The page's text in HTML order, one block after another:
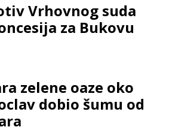
Vrhovnog suda
za Bukovu
zelene oaze oko
dobio šumu od